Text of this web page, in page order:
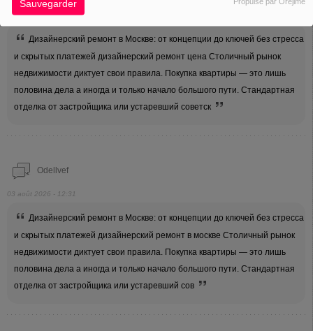
Sauvegarder
03 août 2026 - 14:30
Дизайнерский ремонт в Москве: от концепции до ключей без стресса
и скрытых платежей дизайнерский ремонт цена Столичный рынок
недвижимости диктует свои правила. Покупка квартиры — это лишь
половина дела а иногда и только начало большого пути. Стандартная
отделка от застройщика или устаревший советск
Odellvef
03 août 2026 - 12:31
Дизайнерский ремонт в Москве: от концепции до ключей без стресса
и скрытых платежей дизайнерский ремонт в москве Столичный рынок
недвижимости диктует свои правила. Покупка квартиры — это лишь
половина дела а иногда и только начало большого пути. Стандартная
отделка от застройщика или устаревший сов